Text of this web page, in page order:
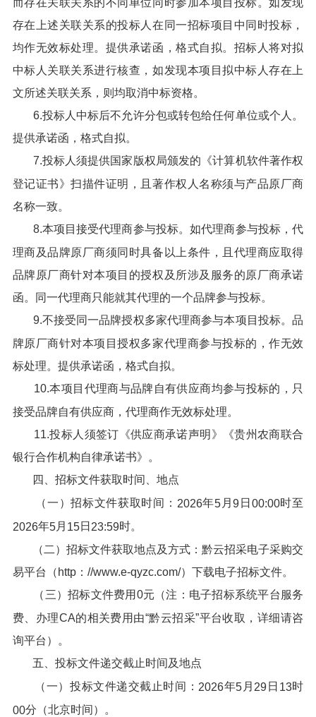
存在上述关联关系的投标人在同一招标项目中同时投标，
均作无效标处理。提供承诺函，格式自拟。招标人将对拟
中标人关联关系进行核查，如发现本项目拟中标人存在上
文所述关联关系，则均取消中标资格。
6.投标人中标后不允许分包或转包给任何单位或个人。
提供承诺函，格式自拟。
7.投标人须提供国家版权局颁发的《计算机软件著作权
登记证书》扫描件证明，且著作权人名称须与产品原厂商
名称一致。
8.本项目接受代理商参与投标。如代理商参与投标，代
理商及品牌原厂商须同时具备以上条件，且代理商应取得
品牌原厂商针对本项目的授权及所涉及服务的原厂商承诺
函。同一代理商只能就其代理的一个品牌参与投标。
9.不接受同一品牌授权多家代理商参与本项目投标。品
牌原厂商针对本项目授权多家代理商参与投标的，作无效
标处理。提供承诺函，格式自拟。
10.本项目代理商与品牌自有供应商均参与投标的，只
接受品牌自有供应商，代理商作无效标处理。
11.投标人须签订《供应商承诺声明》《贵州农商联合
银行合作机构自律承诺书》。
四、招标文件获取时间、地点
（一）招标文件获取时间： 2026年5月9 日 00:00时至
2026年5月 15日 23:59时。
（二）招标文件获取地点及方式：黔云招采电子采购交
易平台（http：//www.e-qyzc.com/）下载电子招标文件。
（三）招标文件费用0元（注：电子招标系统平台服务
费、办理CA的相关费用由“黔云招采”平台收取，详细请咨
询平台）。
五、投标文件递交截止时间及地点
（一）投标文件递交截止时间： 2026年5 月 29 日 13时
00分（北京时间）。